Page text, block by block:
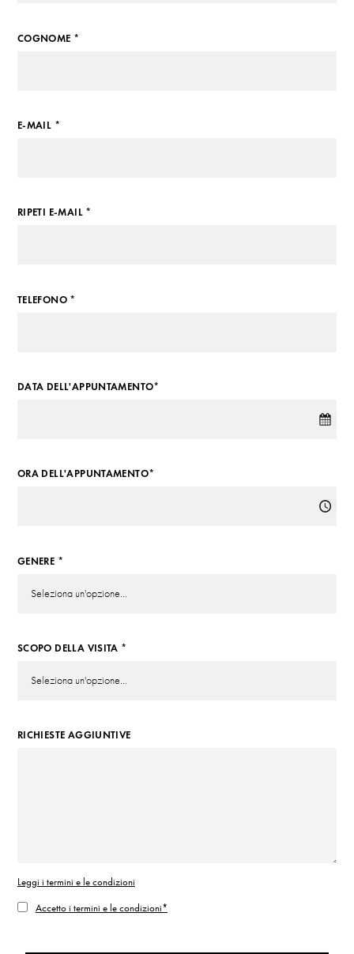
COGNOME *
E-MAIL *
RIPETI E-MAIL *
TELEFONO *
DATA DELL'APPUNTAMENTO*
ORA DELL'APPUNTAMENTO*
GENERE *
SCOPO DELLA VISITA *
RICHIESTE AGGIUNTIVE
Leggi i termini e le condizioni
Accetto i termini e le condizioni*